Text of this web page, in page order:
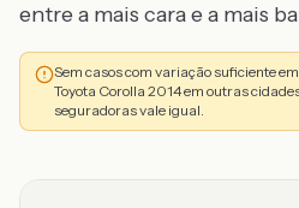
entre a mais cara e a mais
Sem casos com variação suficiente
Toyota Corolla 2014 em outras
seguradoras vale igual.